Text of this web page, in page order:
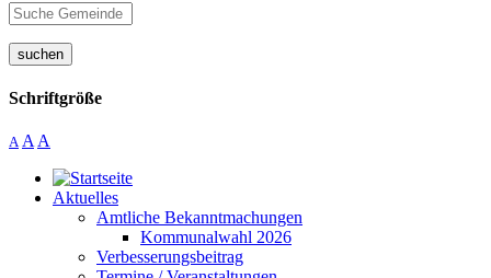
suchen
Schriftgröße
A A A
Aktuelles
Amtliche Bekanntmachungen
Kommunalwahl 2026
Verbesserungsbeitrag